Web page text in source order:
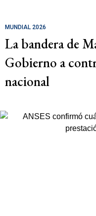
MUNDIAL 2026
La bandera de
Gobierno a
nacional